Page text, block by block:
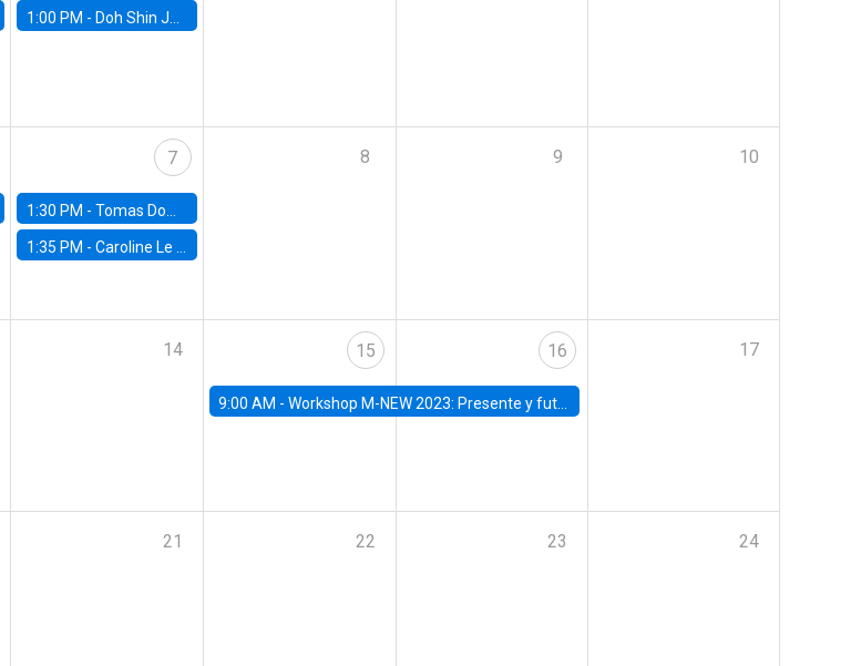
1:00 PM - Doh Shin Jeon, Toulouse School of Economics
7
1:30 PM -Tomas Dominguez-Iino, Chicago Booth School of Business
1:35 PM -Caroline Le Pennec, HEC Montréal
8 9 10
14 15
9:00 AM - Workshop M-NEW 2023: Presente y futuro del trabajo y el rol de las nuevas tecnologías
16 17
21 22 23 24